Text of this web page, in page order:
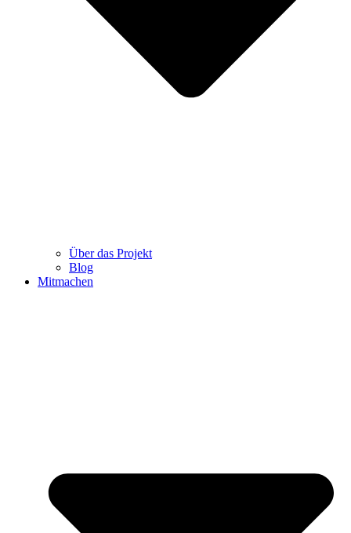
Über das Projekt
Blog
Mitmachen